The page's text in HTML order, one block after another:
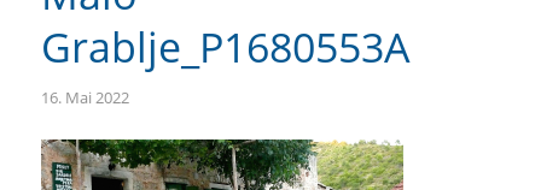
Grablje_P1680553A
16. Mai 2022